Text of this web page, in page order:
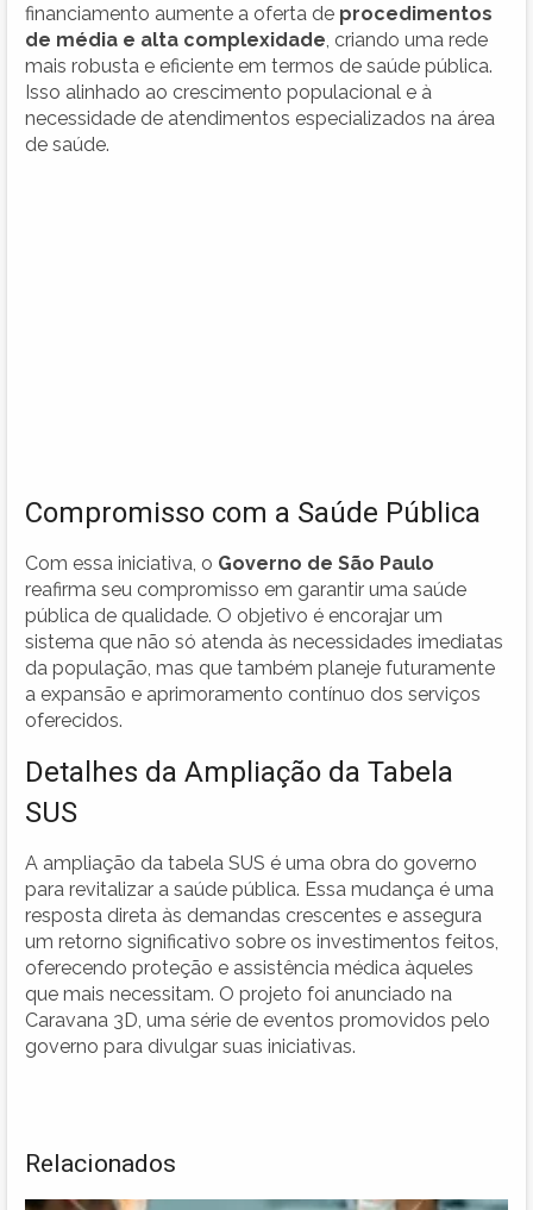
financiamento aumente a oferta de procedimentos
de média e alta complexidade , criando uma rede
mais robusta e eficiente em termos de saúde pública.
Isso alinhado ao crescimento populacional e à
necessidade de atendimentos especializados na área
de saúde.
Compromisso com a Saúde Pública
Com essa iniciativa, o Governo de São Paulo
reafirma seu compromisso em garantir uma saúde
pública de qualidade. O objetivo é encorajar um
sistema que não só atenda às necessidades imediatas
da população, mas que também planeje futuramente
a expansão e aprimoramento contínuo dos serviços
oferecidos.
Detalhes da Ampliação da Tabela
SUS
A ampliação da tabela SUS é uma obra do governo
para revitalizar a saúde pública. Essa mudança é uma
resposta direta às demandas crescentes e assegura
um retorno significativo sobre os investimentos feitos,
oferecendo proteção e assistência médica àqueles
que mais necessitam. O projeto foi anunciado na
Caravana 3D, uma série de eventos promovidos pelo
governo para divulgar suas iniciativas.
Relacionados